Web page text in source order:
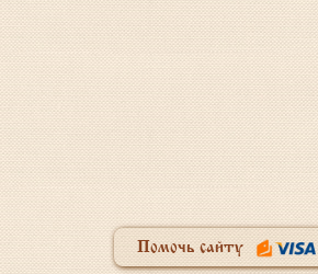
Помочь сайту